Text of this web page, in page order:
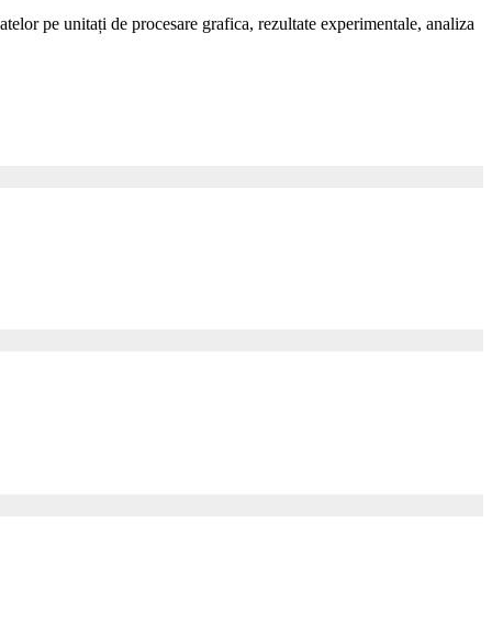
pe unitați de procesare grafica, rezultate experimentale, analiza